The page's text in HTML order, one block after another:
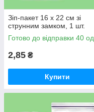
Зіп-пакет 16 х 22 см зі
струнним замком, 1 шт.
Готово до відправки 40 од.
2,85 ₴
Купити